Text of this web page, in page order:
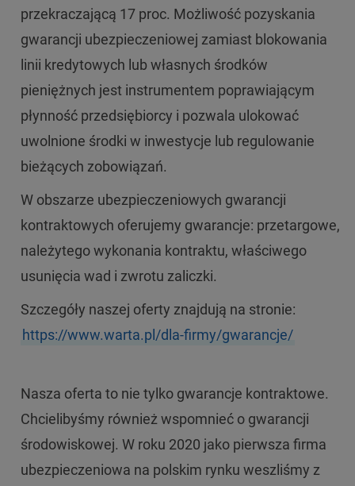
przekraczającą 17 proc. Możliwość pozyskania
gwarancji ubezpieczeniowej zamiast blokowania
linii kredytowych lub własnych środków
pieniężnych jest instrumentem poprawiającym
płynność przedsiębiorcy i pozwala ulokować
uwolnione środki w inwestycje lub regulowanie
bieżących zobowiązań.
W obszarze ubezpieczeniowych gwarancji
kontraktowych oferujemy gwarancje: przetargowe,
należytego wykonania kontraktu, właściwego
usunięcia wad i zwrotu zaliczki.
Szczegóły naszej oferty znajdują na stronie:
https://www.warta.pl/dla-firmy/gwarancje/
Nasza oferta to nie tylko gwarancje kontraktowe.
Chcielibyśmy również wspomnieć o gwarancji
środowiskowej. W roku 2020 jako pierwsza firma
ubezpieczeniowa na polskim rynku weszliśmy z